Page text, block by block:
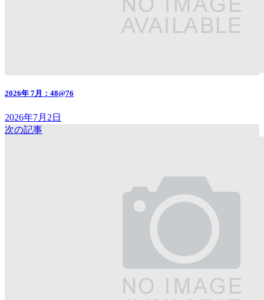
2026年 7月：48@76
2026年7月2日
次の記事